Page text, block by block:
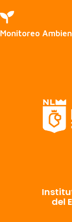

Monitoreo
del